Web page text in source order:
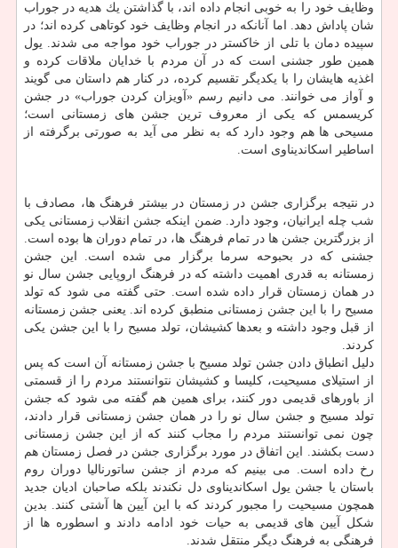
وظایف خود را به خوبی انجام داده اند، با گذاشتن یك هدیه در جوراب
شان پاداش دهد. اما آنانكه در انجام وظایف خود كوتاهی كرده اند؛ در
سپیده دمان با تلی از خاكستر در جوراب خود مواجه می شدند. یول
همین طور جشنی است كه در آن مردم با خدایان ملاقات كرده و
اغذیه هایشان را با یكدیگر تقسیم كرده، در كنار هم داستان می گویند
و آواز می خوانند. می دانیم رسم «آویزان كردن جوراب» در جشن
كریسمس كه یكی از معروف ترین جشن های زمستانی است؛
مسیحی ها هم وجود دارد كه به نظر می آید به صورتی برگرفته از
اساطیر اسكاندیناوی است.
در نتیجه برگزاری جشن در زمستان در بیشتر فرهنگ ها، مصادف با
شب چله ایرانیان، وجود دارد. ضمن اینكه جشن انقلاب زمستانی یكی
از بزرگترین جشن ها در تمام فرهنگ ها، در تمام دوران ها بوده است.
جشنی كه در بحبوحه سرما برگزار می شده است. این جشن
زمستانه به قدری اهمیت داشته كه در فرهنگ اروپایی جشن سال نو
در همان زمستان قرار داده شده است. حتی گفته می شود كه تولد
مسیح را با این جشن زمستانی منطبق كرده اند. یعنی جشن زمستانه
از قبل وجود داشته و بعدها كشیشان، تولد مسیح را با این جشن یكی
كردند.
دلیل انطباق دادن جشن تولد مسیح با جشن زمستانه آن است كه پس
از استیلای مسیحیت، كلیسا و كشیشان نتوانستند مردم را از قسمتی
از باورهای قدیمی دور كنند، برای همین هم گفته می شود كه جشن
تولد مسیح و جشن سال نو را در همان جشن زمستانی قرار دادند،
چون نمی توانستند مردم را مجاب كنند كه از این جشن زمستانی
دست بكشند. این اتفاق در مورد برگزاری جشن در فصل زمستان هم
رخ داده است. می بینیم كه مردم از جشن ساتورنالیا دوران روم
باستان یا جشن یول اسكاندیناوی دل نكندند بلكه صاحبان ادیان جدید
همچون مسیحیت را مجبور كردند كه با این آیین ها آشتی كنند. بدین
شكل آیین های قدیمی به حیات خود ادامه دادند و اسطوره ها از
فرهنگی به فرهنگ دیگر منتقل شدند.